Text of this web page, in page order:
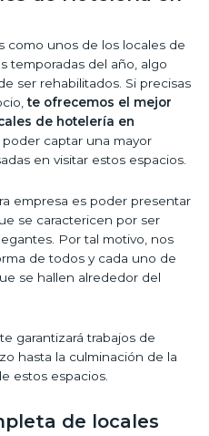
como unos de los locales de
temporadas del año, algo
ser rehabilitados. Si precisas
te ofrecemos el mejor
de hotelería en
captar una mayor
en visitar estos espacios.
empresa es poder presentar
se caractericen por ser
Por tal motivo, nos
de todos y cada uno de
se hallen alrededor del
garantizará trabajos de
hasta la culminación de la
estos espacios.
de locales